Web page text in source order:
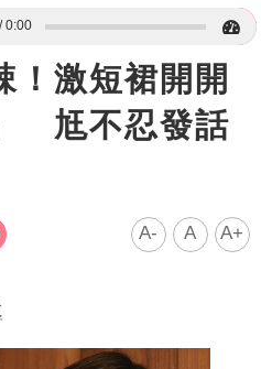
0:00
！激短裙開開
尪不忍發話
A- A A+